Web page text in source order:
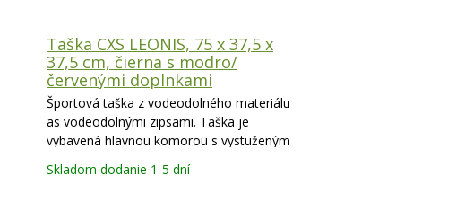
Taška CXS LEONIS, 75 x 37,5 x
37,5 cm, čierna s modro/
červenými doplnkami
Športová taška z vodeodolného materiálu
as vodeodolnými zipsami. Taška je
vybavená hlavnou komorou s vystuženým
lepšiu organizáciu. Predná kapsa s
Skladom dodanie 1-5 dní